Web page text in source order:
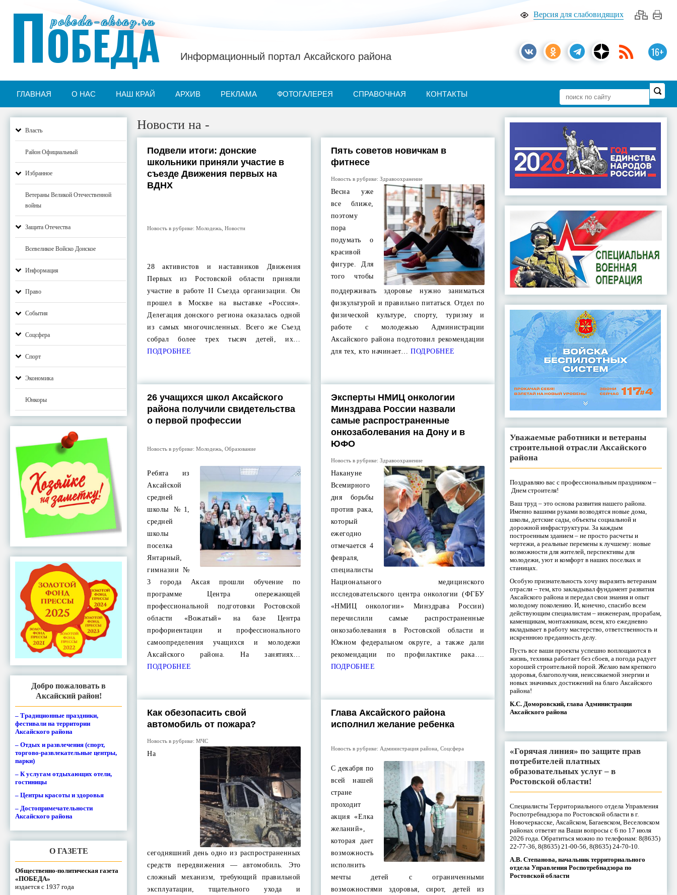
Версия для слабовидящих
16+
pobeda-aksay.ru
ПОБЕДА Информационный портал Аксайского района
ГЛАВНАЯ О НАС НАШ КРАЙ АРХИВ РЕКЛАМА ФОТОГАЛЕРЕЯ СПРАВОЧНАЯ КОНТАКТЫ
Власть
Район Официальный
Избранное
Ветераны Великой Отечественной
войны
Защита Отечества
Всевеликое Войско Донское
Информация
Право
События
Соцсфера
Спорт
Экономика
Юнкоры
Добро пожаловать в
Аксайский район!
– Традиционные праздники,
фестивали на территории
Аксайского района
– Отдых и развлечения (спорт,
торгово-развлекательные центры,
парки)
– К услугам отдыхающих отели,
гостиницы
– Центры красоты и здоровья
– Достопримечательности
Аксайского района
О ГАЗЕТЕ
Общественно-политическая газета
«ПОБЕДА»
издается с 1937 года
Новости на -
Подвели итоги: донские
школьники приняли участие в
съезде Движения первых на
ВДНХ
Новость в рубрике:Молодежь ,Новости
28 активистов и наставников Движения
Первых из Ростовской области приняли
участие в работе II Съезда организации. Он
прошел в Москве на выставке «Россия».
Делегация донского региона оказалась одной
из самых многочисленных. Всего же Съезд
собрал более трех тысяч детей, их…
ПОДРОБНЕЕ
Пять советов новичкам в
фитнесе
Новость в рубрике: Здравоохранение
Весна уже
все ближе,
поэтому
пора
подумать о
красивой
фигуре. Для
того чтобы
поддерживать здоровье нужно заниматься
физкультурой и правильно питаться. Отдел по
физической культуре, спорту, туризму и
работе с молодежью Администрации
Аксайского района подготовил рекомендации
для тех, кто начинает… ПОДРОБНЕЕ
26 учащихся школ Аксайского
района получили свидетельства
о первой профессии
Новость в рубрике:Молодежь ,Образование
Ребята из
Аксайской
средней
школы №1,
средней
школы
поселка
Янтарный,
гимназии №
3 города Аксая прошли обучение по
программе Центра опережающей
профессиональной подготовки Ростовской
области «Вожатый» на базе Центра
профориентации и профессионального
самоопределения учащихся и молодежи
Аксайского района. На занятиях…
ПОДРОБНЕЕ
Эксперты НМИЦ онкологии
Минздрава России назвали
самые распространенные
онкозаболевания на Дону и в
ЮФО
Новость в рубрике: Здравоохранение
Накануне
Всемирного
дня борьбы
против рака,
который
ежегодно
отмечается 4
февраля,
специалисты
Национального медицинского
исследовательского центра онкологии (ФГБУ
«НМИЦ онкологии» Минздрава России)
перечислили самые распространенные
онкозаболевания в Ростовской области и
Южном федеральном округе, а также дали
рекомендации по профилактике рака….
ПОДРОБНЕЕ
Как обезопасить свой
автомобиль от пожара?
Новость в рубрике:МЧС
На
сегодняшний день одно из распространенных
средств передвижения — автомобиль. Это
сложный механизм, требующий правильной
эксплуатации, тщательного ухода и
Глава Аксайского района
исполнил желание ребенка
Новость в рубрике: Администрация района Соцсфера
С декабря по
всей нашей
стране
проходит
акция «Елка
желаний»,
которая дает
возможность
исполнить
мечты детей с ограниченными
возможностями здоровья, сирот, детей из
Уважаемые работники и ветераны
строительной отрасли Аксайского
района
Поздравляю вас с профессиональным праздником –
Днем строителя!
Ваш труд – это основа развития нашего района.
Именно вашими руками возводятся новые дома,
школы, детские сады, объекты социальной и
дорожной инфраструктуры. За каждым
построенным зданием – не просто расчеты и
чертежи, а реальные перемены к лучшему: новые
возможности для жителей, перспективы для
молодежи, уют и комфорт в наших поселках и
станицах.
Особую признательность хочу выразить ветеранам
отрасли – тем, кто закладывал фундамент развития
Аксайского района и передал свои знания и опыт
молодому поколению. И, конечно, спасибо всем
действующим специалистам – инженерам, прорабам,
каменщикам, монтажникам, всем, кто ежедневно
вкладывает в работу мастерство, ответственность и
искреннюю преданность делу.
Пусть все ваши проекты успешно воплощаются в
жизнь, техника работает без сбоев, а погода радует
хорошей строительной порой. Желаю вам крепкого
здоровья, благополучия, неиссякаемой энергии и
новых значимых достижений на благо Аксайского
района!
К.С. Доморовский, глава Администрации
Аксайского района
«Горячая линия» по защите прав
потребителей платных
образовательных услуг – в
Ростовской области!
Специалисты Территориального отдела Управления
Роспотребнадзора по Ростовской области в г.
Новочеркасске, Аксайском, Багаевском, Веселовском
районах ответят на Ваши вопросы с 6 по 17 июля
2026 года. Обратиться можно по телефонам: 8(8635)
22-77-36, 8(8635) 21-00-56, 8(8635) 24-70-10.
А.В. Степанова, начальник территориального
отдела Управления Роспотребнадзора по
Ростовской области